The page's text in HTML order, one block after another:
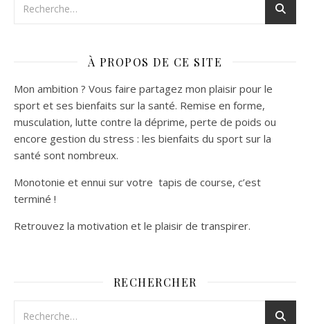
À PROPOS DE CE SITE
Mon ambition ? Vous faire partagez mon plaisir pour le
sport et ses bienfaits sur la santé. Remise en forme,
musculation, lutte contre la déprime, perte de poids ou
encore gestion du stress : les bienfaits du sport sur la
santé sont nombreux.
Monotonie et ennui sur votre tapis de course, c’est
terminé !
Retrouvez la motivation et le plaisir de transpirer.
RECHERCHER